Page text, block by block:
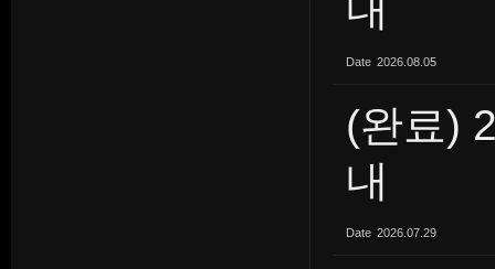
Date 2026.08.05
(완료)
내
Date 2026.07.29